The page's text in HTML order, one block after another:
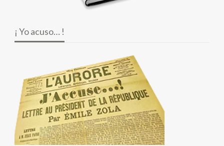
¡ Yo acuso… !